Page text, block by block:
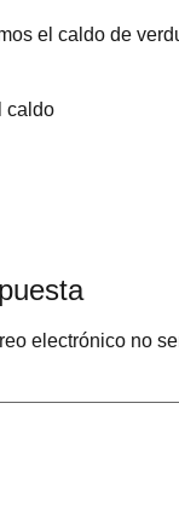
el caldo de
caldo
electrónico no